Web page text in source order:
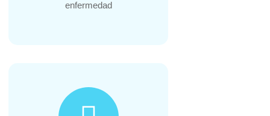
enfermedad